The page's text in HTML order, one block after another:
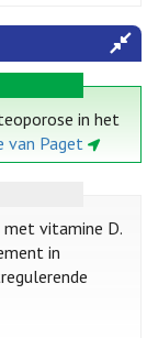
in het
van Paget
vitamine D.
in